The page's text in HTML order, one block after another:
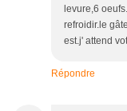
levure,6
refroidir.le
est.j' attend
Répondre